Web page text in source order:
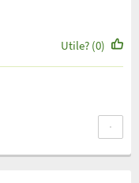
Utile? (0)